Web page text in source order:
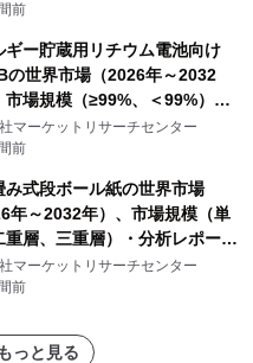
析レポートを発表
前
ギー貯蔵用リチウム電池向け
の世界市場（2026年～2032
市場規模（≥99%、＜99%）・
ポートを発表
マーケットリサーチセンター
前
み式段ボール紙の世界市場
年～2032年）、市場規模（単
重層、三重層）・分析レポート
マーケットリサーチセンター
前
っと見る